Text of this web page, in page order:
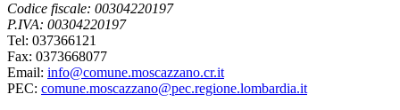
Codice fiscale: 00304220197
P.IVA: 00304220197
Tel: 037366121
Fax: 0373668077
Email: info@comune.moscazzano.cr.it
PEC: comune.moscazzano@pec.regione.lombardia.it